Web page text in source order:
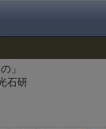
」
石研